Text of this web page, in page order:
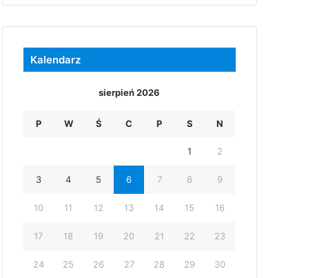
Kalendarz
sierpień 2026
P W Ś C P S N
1 2
3 4 5 6 7 8 9
10 11 12 13 14 15 16
17 18 19 20 21 22 23
24 25 26 27 28 29 30